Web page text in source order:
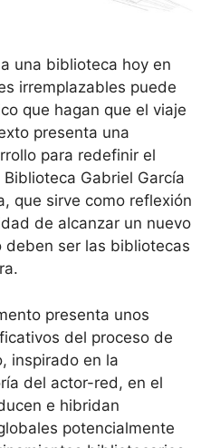
una biblioteca hoy en
irremplazables puede
que hagan que el viaje
presenta una
para redefinir el
Gabriel García
que sirve como reflexión
de alcanzar un nuevo
deben ser las bibliotecas
presenta unos
del proceso de
inspirado en la
del actor-red, en el
e hibridan
potencialmente